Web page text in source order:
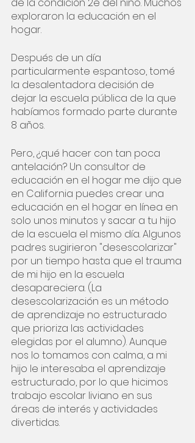
de la condición 2e del niño. Muchos
exploraron la educación en el
hogar.
Después de un día
particularmente espantoso, tomé
la desalentadora decisión de
dejar la escuela pública de la que
habíamos formado parte durante
8 años.
Pero, ¿qué hacer con tan poca
antelación? Un consultor de
educación en el hogar me dijo que
en California puedes crear una
educación en el hogar en línea en
solo unos minutos y sacar a tu hijo
de la escuela el mismo día. Algunos
padres sugirieron "desescolarizar"
por un tiempo hasta que el trauma
de mi hijo en la escuela
desapareciera. (La
desescolarización es un método
de aprendizaje no estructurado
que prioriza las actividades
elegidas por el alumno). Aunque
nos lo tomamos con calma, a mi
hijo le interesaba el aprendizaje
estructurado, por lo que hicimos
trabajo escolar liviano en sus
áreas de interés y actividades
divertidas.